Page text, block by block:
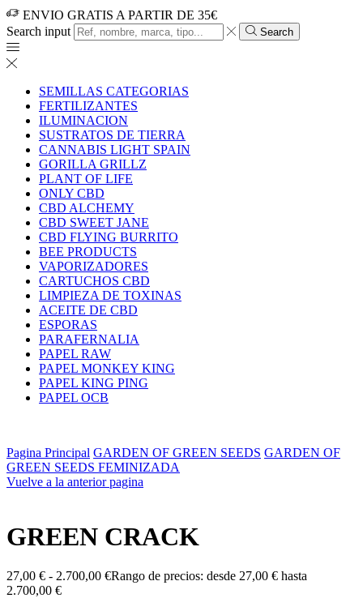
ENVIO GRATIS A PARTIR DE 35€
Search input
Search
SEMILLAS CATEGORIAS
FERTILIZANTES
ILUMINACION
SUSTRATOS DE TIERRA
CANNABIS LIGHT SPAIN
GORILLA GRILLZ
PLANT OF LIFE
ONLY CBD
CBD ALCHEMY
CBD SWEET JANE
CBD FLYING BURRITO
BEE PRODUCTS
VAPORIZADORES
CARTUCHOS CBD
LIMPIEZA DE TOXINAS
ACEITE DE CBD
ESPORAS
PARAFERNALIA
PAPEL RAW
PAPEL MONKEY KING
PAPEL KING PING
PAPEL OCB
Pagina Principal GARDEN OF GREEN SEEDS GARDEN OF
GREEN SEEDS FEMINIZADA
Vuelve a la anterior pagina
GREEN CRACK
27,00 € - 2.700,00 €Rango de precios: desde 27,00 € hasta
2.700,00 €